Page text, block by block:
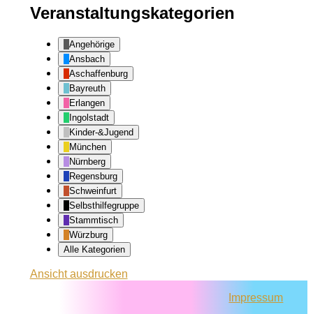
Veranstaltungskategorien
Angehörige
Ansbach
Aschaffenburg
Bayreuth
Erlangen
Ingolstadt
Kinder-&Jugend
München
Nürnberg
Regensburg
Schweinfurt
Selbsthilfegruppe
Stammtisch
Würzburg
Alle Kategorien
Ansichtausdrucken
Impressum